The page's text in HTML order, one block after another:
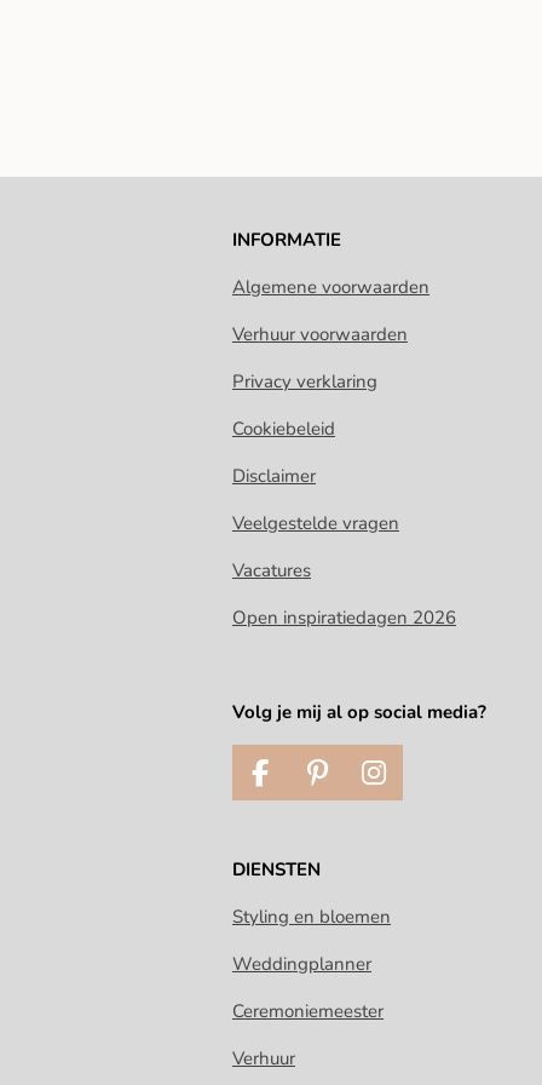
INFORMATIE
Algemene voorwaarden
Verhuur voorwaarden
Privacy verklaring
Cookiebeleid
Disclaimer
Veelgestelde vragen
Vacatures
Open inspiratiedagen 2026
Volg je mij al op social media?
F
a
e
o
k
P
i
t
r
s
I
n
g
DIENSTEN
Styling en bloemen
Weddingplanner
Ceremoniemeester
Verhuur